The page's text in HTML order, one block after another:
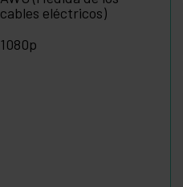
cables eléctricos)
1080p